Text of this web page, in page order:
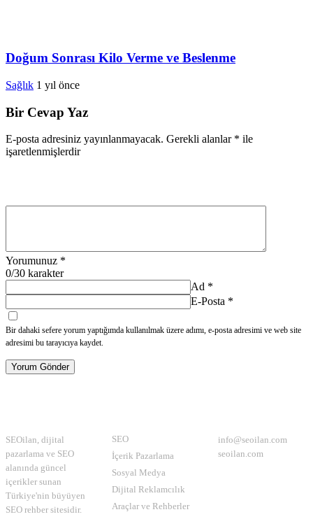
Doğum Sonrası Kilo Verme ve Beslenme
Sağlık 1 yıl önce
Bir Cevap Yaz
E-posta adresiniz yayınlanmayacak. Gerekli alanlar * ile
işaretlenmişlerdir
Yorumunuz *
0/30 karakter
Ad *
E-Posta *
Bir dahaki sefere yorum yaptığımda kullanılmak üzere adımı, e-posta adresimi ve web site
adresimi bu tarayıcıya kaydet.
Yorum Gönder
SEOilan, dijital
pazarlama ve SEO
alanında güncel
içerikler sunan
Türkiye'nin büyüyen
SEO rehber sitesidir.
SEO
İçerik Pazarlama
Sosyal Medya
Dijital Reklamcılık
Araçlar ve Rehberler
info@seoilan.com
seoilan.com